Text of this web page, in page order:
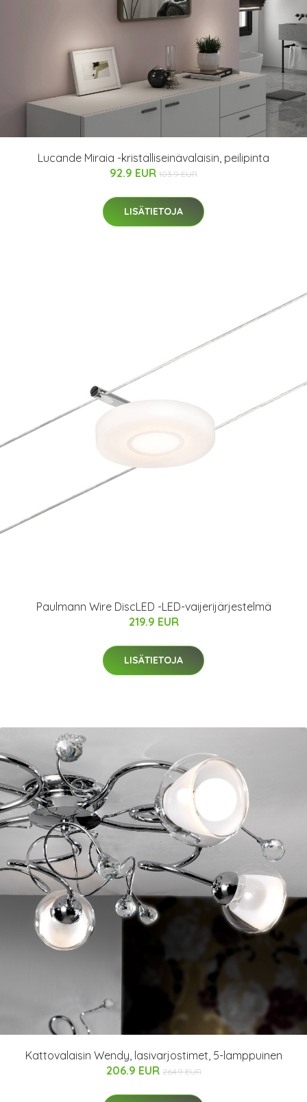
Lucande Miraia -kristalliseinävalaisin, peilipinta
92.9 EUR 103.9 EUR
LISÄTIETOJA
Paulmann Wire DiscLED -LED-vaijerijärjestelmä
219.9 EUR
LISÄTIETOJA
Kattovalaisin Wendy, lasivarjostimet, 5-lamppuinen
206.9 EUR 264.9 EUR